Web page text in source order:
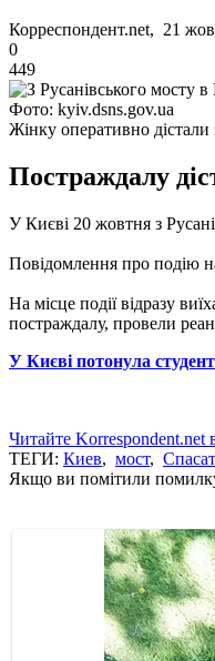
Корреспондент.net, 21
0
449
Фото: kyiv.dsns.gov.ua
Жінку оперативно дістали
Постраждалу
У Києві 20 жовтня з
Повідомлення про подію
На місце події відразу
постраждалу, провели
У Києві потонула
Читайте Korrespondent.net
ТЕГИ: Киев, мост,
Якщо ви помітили